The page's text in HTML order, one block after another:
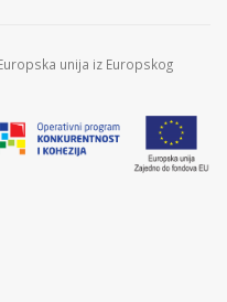
unija iz Europskog